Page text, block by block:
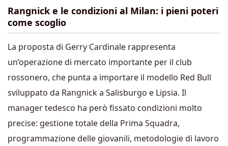
Rangnick e le condizioni al Milan: i pieni poteri
come scoglio
La proposta di Gerry Cardinale rappresenta
un’operazione di mercato importante per il club
rossonero, che punta a importare il modello Red Bull
sviluppato da Rangnick a Salisburgo e Lipsia. Il
manager tedesco ha però fissato condizioni molto
precise: gestione totale della Prima Squadra,
programmazione delle giovanili, metodologie di lavoro